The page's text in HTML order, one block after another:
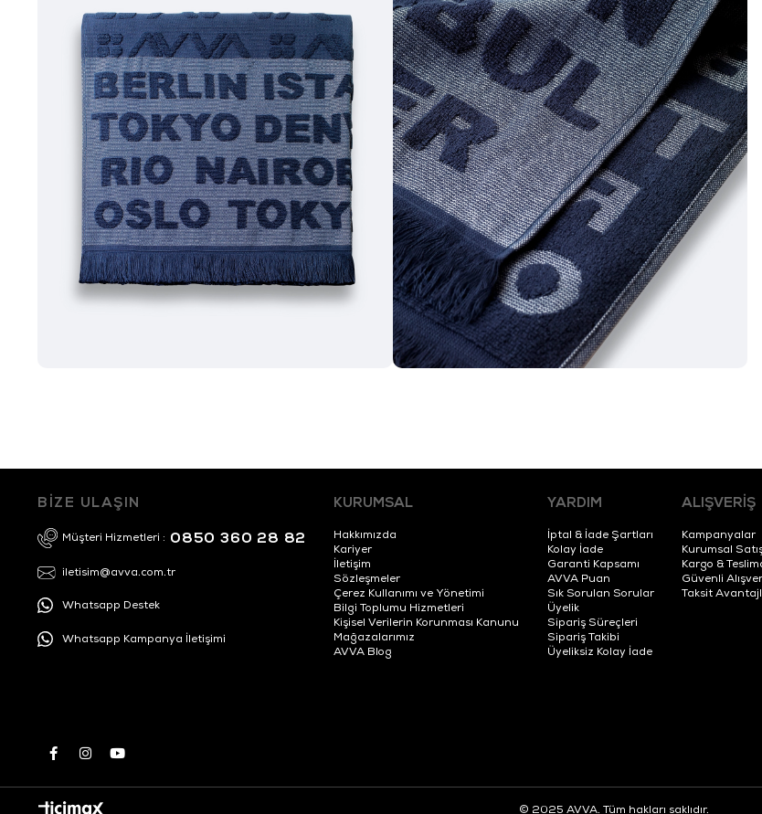
BİZE ULAŞIN
Müşteri Hizmetleri : 0850 360 28 82
iletisim@avva.com.tr
Whatsapp Destek
Whatsapp Kampanya İletişimi
KURUMSAL
Hakkımızda
Kariyer
İletişim
Sözleşmeler
Çerez Kullanımı ve Yönetimi
Bilgi Toplumu Hizmetleri
Kişisel Verilerin Korunması Kanunu
Mağazalarımız
AVVA Blog
YARDIM
İptal & İade Şartları
Kolay İade
Garanti Kapsamı
AVVA Puan
Sık Sorulan Sorular
Üyelik
Sipariş Süreçleri
Sipariş Takibi
Üyeliksiz Kolay İade
ALIŞVERİŞ
Kampanyalar
Kurumsal
Kargo &
Güvenli
Taksit
© 2025 AVVA. Tüm hakları saklıdır.